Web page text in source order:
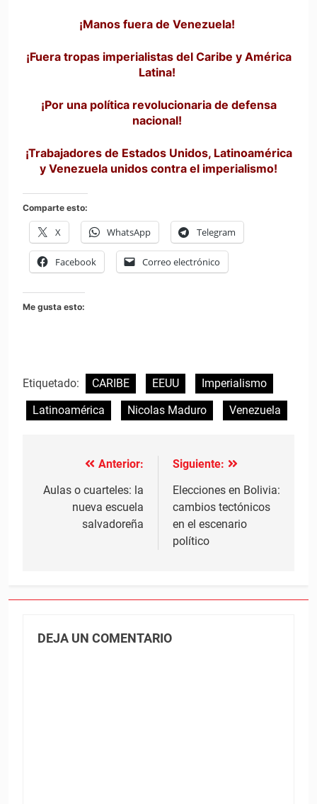
¡Manos fuera de Venezuela!
¡Fuera tropas imperialistas del Caribe y América
Latina!
¡Por una política revolucionaria de defensa
nacional!
¡Trabajadores de Estados Unidos, Latinoamérica
y Venezuela unidos contra el imperialismo!
Comparte esto:
X WhatsApp Telegram
Facebook Correo electrónico
Me gusta esto:
Etiquetado: CARIBE EEUU
Imperialismo
Latinoamérica
Nicolas Maduro Venezuela
Navegación
de
entradas
Anterior:
Aulas o cuarteles: la
nueva escuela
salvadoreña
Siguiente:
Elecciones en Bolivia:
cambios tectónicos
en el escenario
político
DEJA UN COMENTARIO